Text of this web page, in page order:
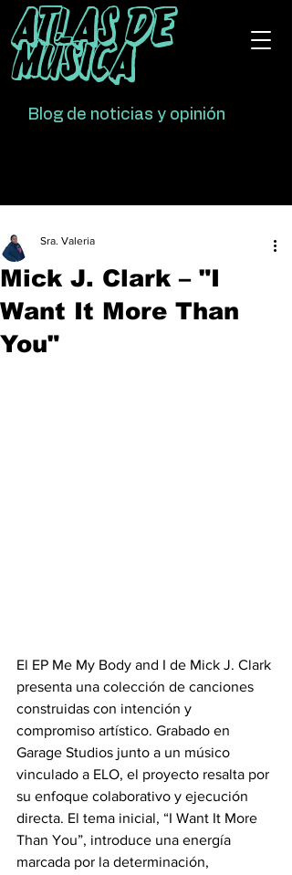
Atlas De
Música
Blog de noticias y opinión
Mick J. Clark – "I
Want It More Than
You"
Sra. Valeria
El EP Me My Body and I de Mick J. Clark
presenta una colección de canciones
construidas con intención y
compromiso artístico. Grabado en
Garage Studios junto a un músico
vinculado a ELO, el proyecto resalta por
su enfoque colaborativo y ejecución
directa. El tema inicial, “I Want It More
Than You”, introduce una energía
marcada por la determinación,